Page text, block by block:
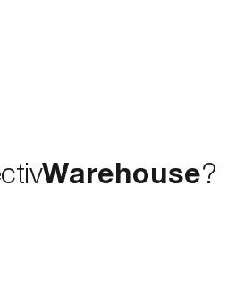
Warehouse?